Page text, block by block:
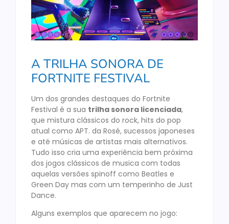
A TRILHA SONORA DE
FORTNITE FESTIVAL
Um dos grandes destaques do Fortnite
Festival é a sua trilha sonora licenciada,
que mistura clássicos do rock, hits do pop
atual como APT. da Rosé, sucessos japoneses
e até músicas de artistas mais alternativos.
Tudo isso cria uma experiência bem próxima
dos jogos clássicos de musica com todas
aquelas versões spinoff como Beatles e
Green Day mas com um temperinho de Just
Dance.
Alguns exemplos que aparecem no jogo: